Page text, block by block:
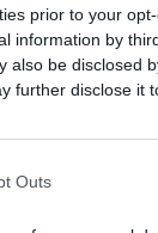
prior to your
information by
also be disclosed
further disclose it
Outs
VIDEO + FOTO
l’arrivo degli
tifosi
- 103 FOTO NM
post gara